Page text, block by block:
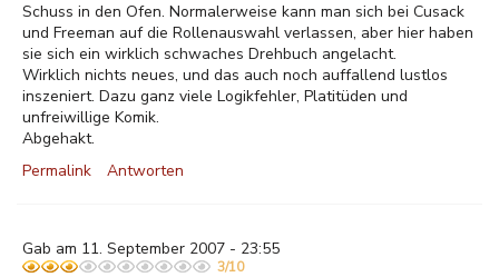
Schuss in den Ofen. Normalerweise kann man sich bei Cusack
und Freeman auf die Rollenauswahl verlassen, aber hier haben
sie sich ein wirklich schwaches Drehbuch angelacht.
Wirklich nichts neues, und das auch noch auffallend lustlos
inszeniert. Dazu ganz viele Logikfehler, Platitüden und
unfreiwillige Komik.
Abgehakt.
Permalink
Antworten
Gab am 11. September 2007 - 23:55
3/10